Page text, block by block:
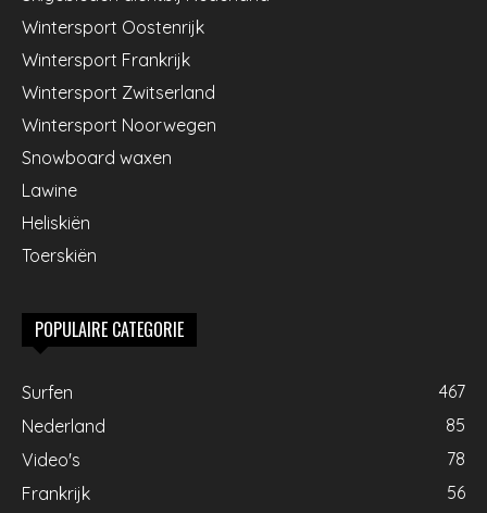
Wintersport Oostenrijk
Wintersport Frankrijk
Wintersport Zwitserland
Wintersport Noorwegen
Snowboard waxen
Lawine
Heliskiën
Toerskiën
POPULAIRE CATEGORIE
Surfen
467
Nederland
85
Video's
78
Frankrijk
56